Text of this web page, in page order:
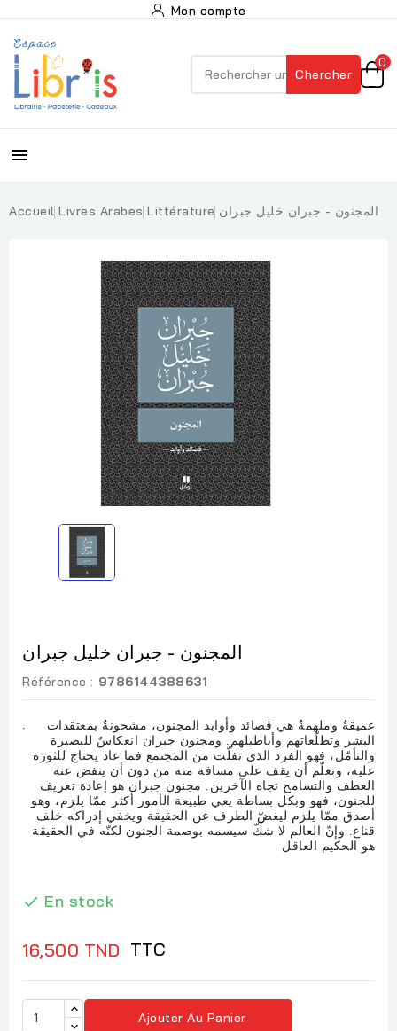
Mon compte
Chercher
0

Accueil Livres Arabes Littérature المجنون - جبران خليل جبران
المجنون - جبران خليل جبران
Référence : 9786144388631
عميقةٌ وملهمةٌ هي قصائد وأوابد المجنون، مشحونةٌ بمعتقدات
البشر وتطلّعاتهم وأباطيلهم. ومجنون جبران انعكاسٌ للبصيرة
والتأمّل، فهو الفرد الذي تفلّت من المجتمع فما عاد يحتاج للثورة
عليه، وتعلّم أن يقف على مسافة منه من دون أن ينفض عنه
العطف والتسامح تجاه الآخرين. مجنون جبران هو إعادة تعريف
للجنون، فهو وبكل بساطة يعي طبيعة الأمور أكثر ممّا يلزم، وهو
أصدق ممّا يلزم ليغضّ الطرف عن الحقيقة ويخفي إدراكه خلف
قناع. وإنّ العالم لا شكّ سيسمه بوصمة الجنون لكنّه في الحقيقة
هو الحكيم العاقل
 En stock
16,500 TND TTC
Ajouter Au Panier